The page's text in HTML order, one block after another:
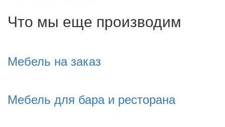
Что мы еще производим
Мебель на заказ
Мебель для бара и ресторана